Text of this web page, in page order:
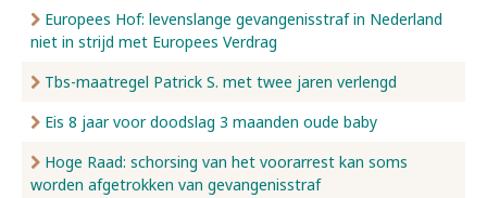
Europees Hof: levenslange gevangenisstraf in Nederland
niet in strijd met Europees Verdrag
Tbs-maatregel Patrick S. met twee jaren verlengd
Eis 8 jaar voor doodslag 3 maanden oude baby
Hoge Raad: schorsing van het voorarrest kan soms
worden afgetrokken van gevangenisstraf